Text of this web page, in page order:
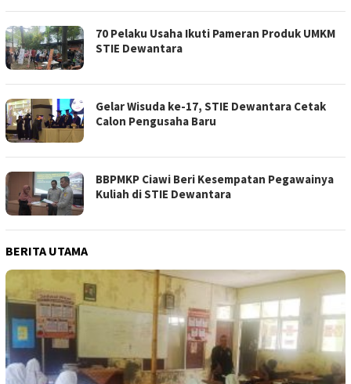
70 Pelaku Usaha Ikuti Pameran Produk UMKM
STIE Dewantara
Gelar Wisuda ke-17, STIE Dewantara Cetak
Calon Pengusaha Baru
BBPMKP Ciawi Beri Kesempatan Pegawainya
Kuliah di STIE Dewantara
BERITA UTAMA